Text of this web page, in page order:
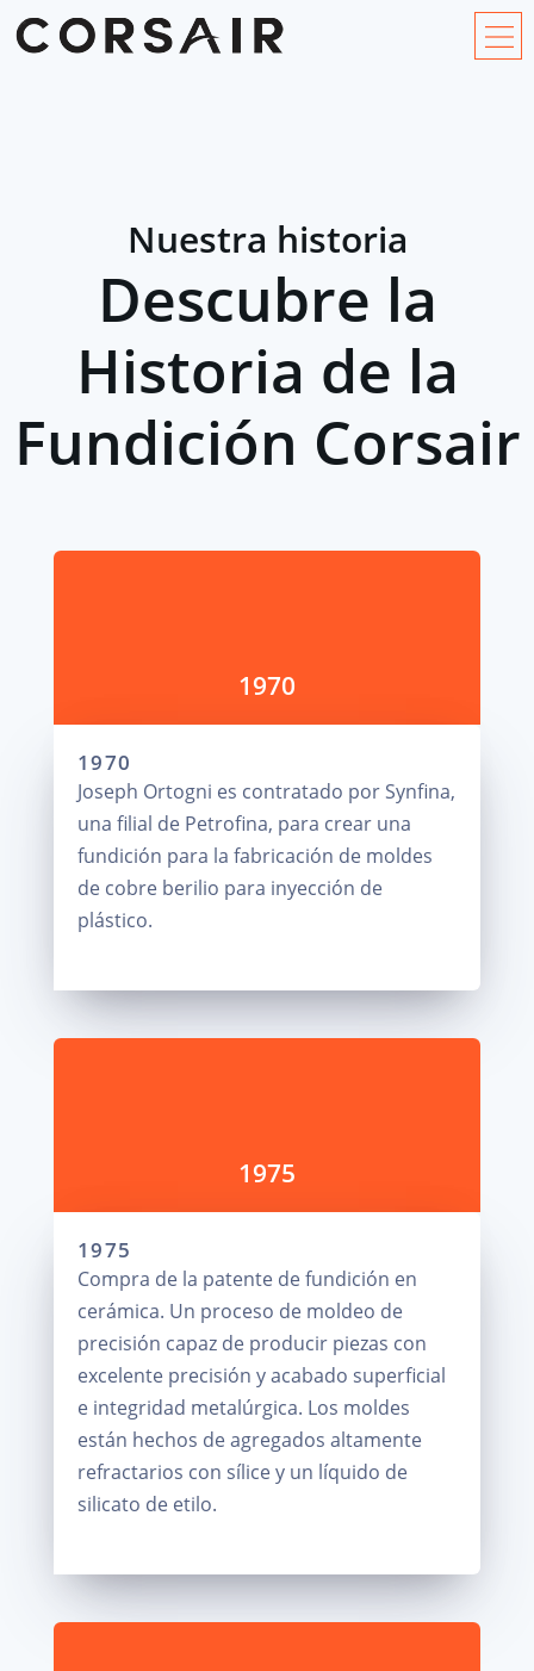
Nuestra historia
Descubre la
Historia de la
Fundición Corsair
1970
1970
Joseph Ortogni es contratado por Synfina,
una filial de Petrofina, para crear una
fundición para la fabricación de moldes
de cobre berilio para inyección de
plástico.
1975
1975
Compra de la patente de fundición en
cerámica. Un proceso de moldeo de
precisión capaz de producir piezas con
excelente precisión y acabado superficial
e integridad metalúrgica. Los moldes
están hechos de agregados altamente
refractarios con sílice y un líquido de
silicato de etilo.